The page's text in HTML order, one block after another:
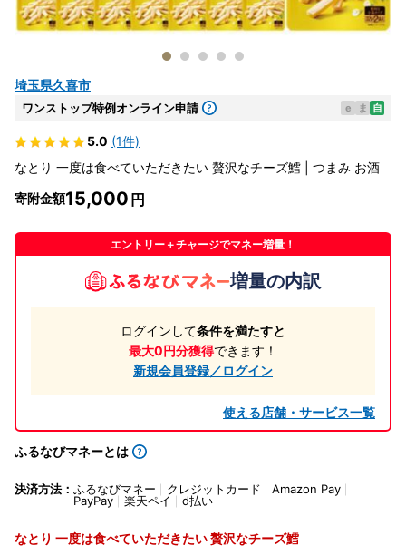
埼玉県久喜市
ワンストップ特例オンライン申請 e ま 自
5.0 (1件)
なとり 一度は食べていただきたい 贅沢なチーズ鱈 | つまみ お酒
寄附金額15,000
エントリー＋チャージでマネー増量！
増量の内訳
ログインして条件を満たすと
最大0円分獲得できます！
新規会員登録／ログイン
使える店舗・サービス一覧
ふるなびマネーとは
決済方法： ふるなびマネー クレジットカード
Amazon Pay
PayPay
楽天ペイ d払い
なとり 一度は食べていただきたい 贅沢なチーズ鱈